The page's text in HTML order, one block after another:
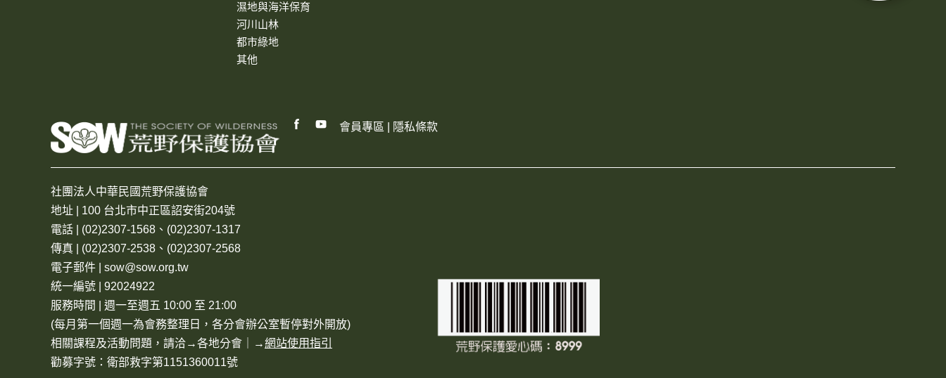
濕地與海洋保育
河川山林
都市綠地
其他
會員專區 隱私條款
社團法人中華民國荒野保護協會
地址 | 100 台北市中正區詔安街204號
電話 | (02)2307-1568、(02)2307-1317
傳真 | (02)2307-2538、(02)2307-2568
電子郵件 | sow@sow.org.tw
統一編號 | 92024922
服務時間 | 週一至週五 10:00 至 21:00
(每月第一個週一為會務整理日，各分會辦公室暫停對外開放)
相關課程及活動問題，請洽→各地分會 ｜→網站使用指引
勸募字號：衛部救字第1151360011號